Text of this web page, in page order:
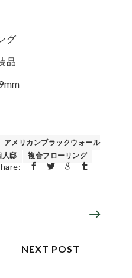
グ
品
アメリカンブラックウォール
人邸 複合フローリング
NEXT POST